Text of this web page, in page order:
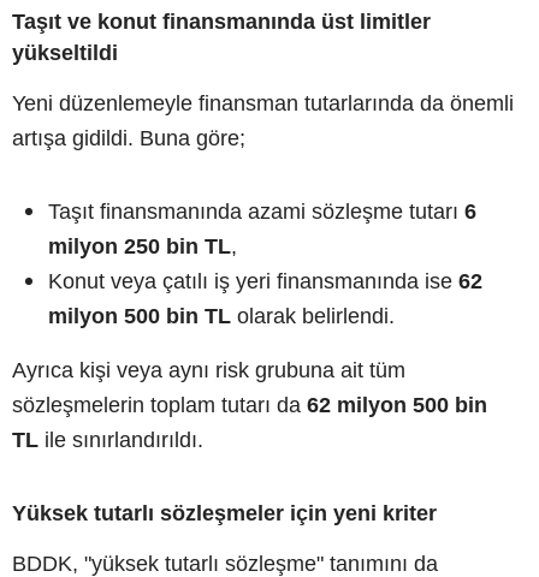
Taşıt ve konut finansmanında üst limitler
yükseltildi
Yeni düzenlemeyle finansman tutarlarında da önemli
artışa gidildi. Buna göre;
Taşıt finansmanında azami sözleşme tutarı 6
milyon 250 bin TL,
Konut veya çatılı iş yeri finansmanında ise 62
milyon 500 bin TL olarak belirlendi.
Ayrıca kişi veya aynı risk grubuna ait tüm
sözleşmelerin toplam tutarı da 62 milyon 500 bin
TL ile sınırlandırıldı.
Yüksek tutarlı sözleşmeler için yeni kriter
BDDK, "yüksek tutarlı sözleşme" tanımını da